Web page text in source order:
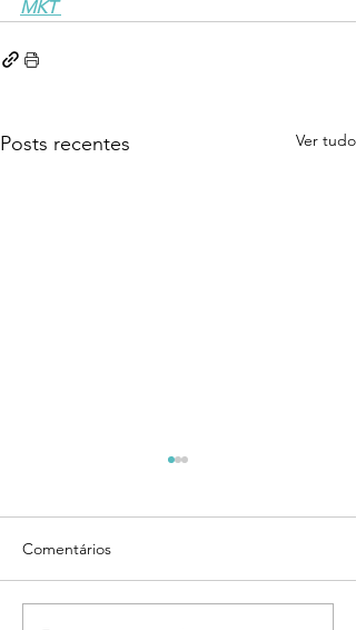
MKT
Posts recentes Ver tudo
Comentários